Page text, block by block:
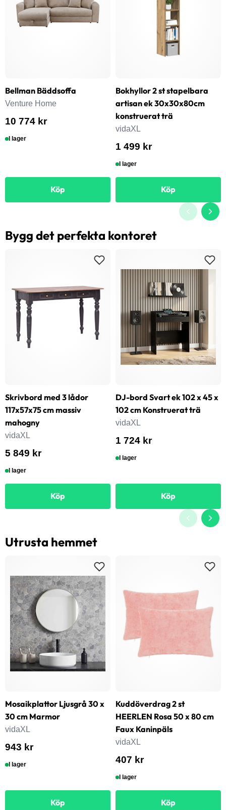
Bellman Bäddsoffa
Venture Home
10 774 kr
I lager
Köp
Bokhyllor 2 st stapelbara
artisan ek 30x30x80cm
konstruerat trä
vidaXL
1 499 kr
I lager
Köp
Bygg det perfekta kontoret
Skrivbord med 3 lådor
117x57x75 cm massiv
mahogny
vidaXL
5 849 kr
I lager
Köp
DJ-bord Svart ek 102 x 45 x
102 cm Konstruerat trä
vidaXL
1 724 kr
I lager
Köp
Utrusta hemmet
Mosaikplattor Ljusgrå 30 x
30 cm Marmor
vidaXL
943 kr
I lager
Köp
Kuddöverdrag 2 st
HEERLEN Rosa 50 x 80 cm
Faux Kaninpäls
vidaXL
407 kr
I lager
Köp